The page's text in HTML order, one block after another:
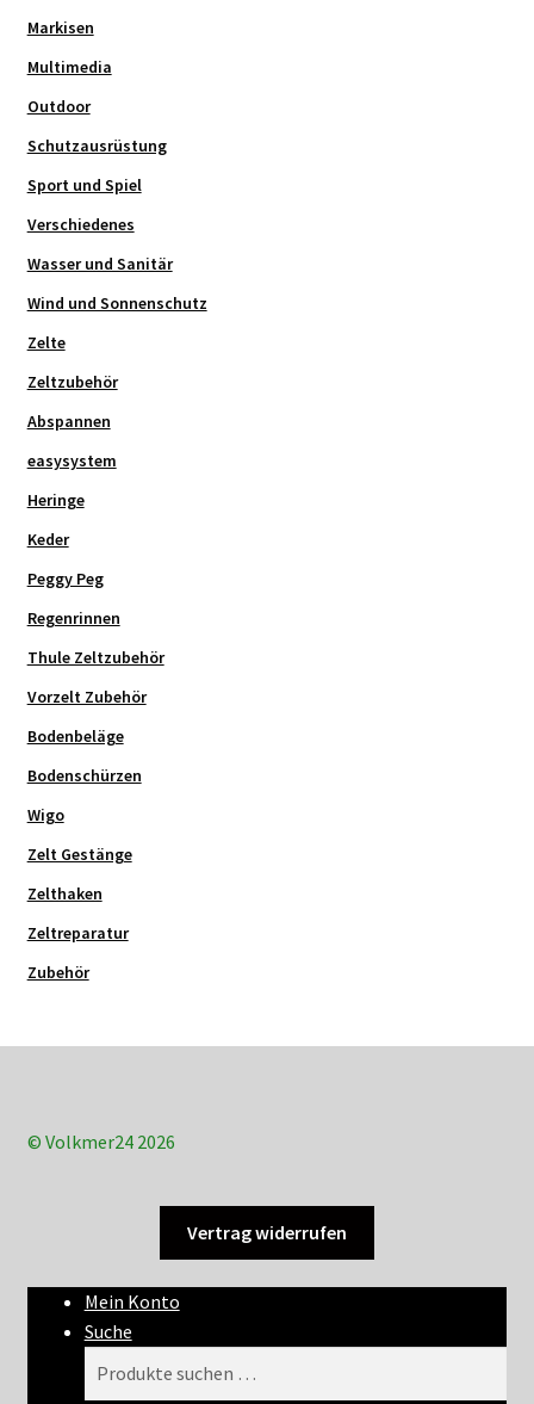
Markisen
Multimedia
Outdoor
Schutzausrüstung
Sport und Spiel
Verschiedenes
Wasser und Sanitär
Wind und Sonnenschutz
Zelte
Zeltzubehör
Abspannen
easysystem
Heringe
Keder
Peggy Peg
Regenrinnen
Thule Zeltzubehör
Vorzelt Zubehör
Bodenbeläge
Bodenschürzen
Wigo
Zelt Gestänge
Zelthaken
Zeltreparatur
Zubehör
© Volkmer24 2026
Vertrag widerrufen
Mein Konto
Suche